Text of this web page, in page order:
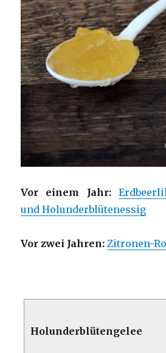
Vor einem Jahr:
und Holunderblütenessig
Vor zwei Jahren: Zitronen-
Holunderblütengelee